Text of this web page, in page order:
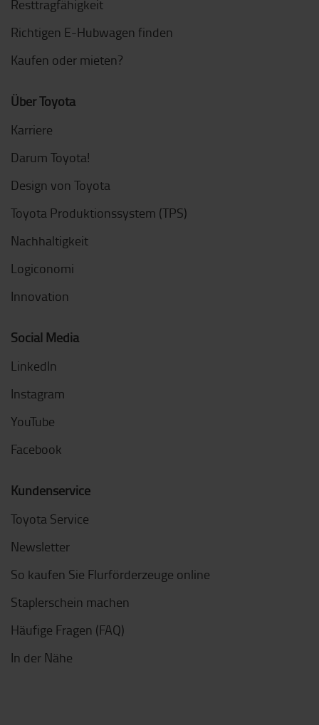
Resttragfähigkeit
Richtigen E-Hubwagen finden
Kaufen oder mieten?
Über Toyota
Karriere
Darum Toyota!
Design von Toyota
Toyota Produktionssystem (TPS)
Nachhaltigkeit
Logiconomi
Innovation
Social Media
LinkedIn
Instagram
YouTube
Facebook
Kundenservice
Toyota Service
Newsletter
So kaufen Sie Flurförderzeuge online
Staplerschein machen
Häufige Fragen (FAQ)
In der Nähe